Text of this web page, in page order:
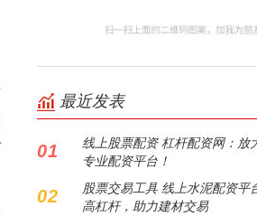
最近发表
01
线上股票配资 杠杆配资网：放
专业配资平台！
02
股票交易工具 线上水泥配资平
高杠杆，助力建材交易